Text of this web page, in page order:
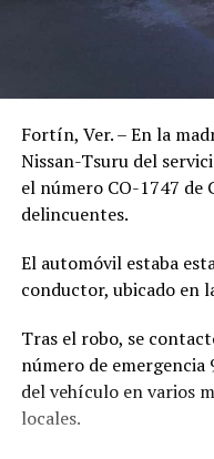
Fortín, Ver. – En la
Nissan-Tsuru del
el número CO-1747 de
delincuentes.
El automóvil estaba
conductor, ubicado en
Tras el robo, se
número de
del vehículo en varios
locales.